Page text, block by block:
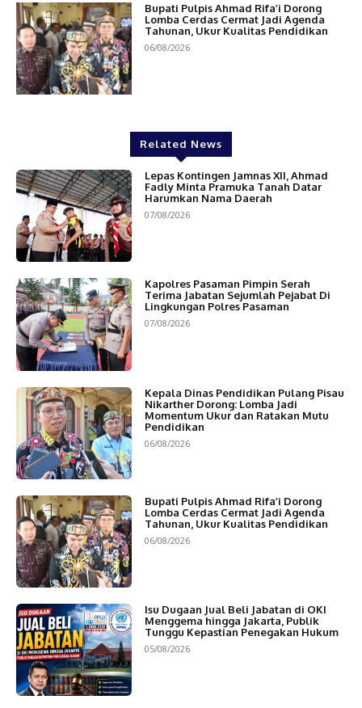
Bupati Pulpis Ahmad Rifa’i Dorong
Lomba Cerdas Cermat Jadi Agenda
Tahunan, Ukur Kualitas Pendidikan
06/08/2026
Related News
Lepas Kontingen Jamnas XII, Ahmad
Fadly Minta Pramuka Tanah Datar
Harumkan Nama Daerah
07/08/2026
Kapolres Pasaman Pimpin Serah
Terima Jabatan Sejumlah Pejabat Di
Lingkungan Polres Pasaman
07/08/2026
Kepala Dinas Pendidikan Pulang Pisau
Nikarther Dorong: Lomba Jadi
Momentum Ukur dan Ratakan Mutu
Pendidikan
06/08/2026
Bupati Pulpis Ahmad Rifa’i Dorong
Lomba Cerdas Cermat Jadi Agenda
Tahunan, Ukur Kualitas Pendidikan
06/08/2026
Isu Dugaan Jual Beli Jabatan di OKI
Menggema hingga Jakarta, Publik
Tunggu Kepastian Penegakan Hukum
05/08/2026